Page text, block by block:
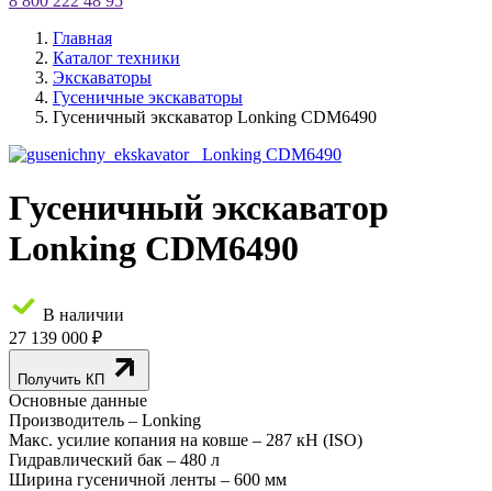
Главная
Каталог техники
Экскаваторы
Гусеничные экскаваторы
Гусеничный экскаватор Lonking CDM6490
Гусеничный экскаватор
Lonking CDM6490
В наличии
27 139 000 ₽
Получить КП
Основные данные
Производитель – Lonking
Макс. усилие копания на ковше – 287 кН (ISO)
Гидравлический бак – 480 л
Ширина гусеничной ленты – 600 мм